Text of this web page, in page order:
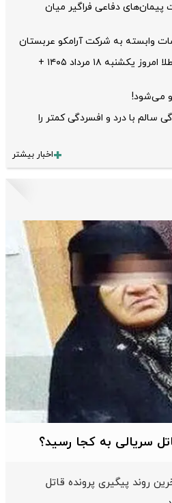
پیمان‌های دفاعی فراگیر میان
وابسته به شرکت آرامکو عربستان
قیمت سکه و قیمت طلا امروز یکشنبه ۱۸ مرداد ۱۴۰۵ +
می‌شود!
سالم با درد و افسردگی کمتر را
اخبار بیشتر
سریالی به کجا رسید؟
روند پیگیری پرونده قاتل